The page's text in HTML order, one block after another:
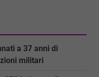
a 37 anni di
militari